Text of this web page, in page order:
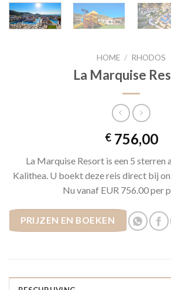
HOME / RHODOS
La Marquise
€756,00
La Marquise Resort is een 5 sterren
Kalithea. U boekt deze reis direct bij
Nu vanaf EUR 756.00 per
PRIJZEN EN BOEKEN